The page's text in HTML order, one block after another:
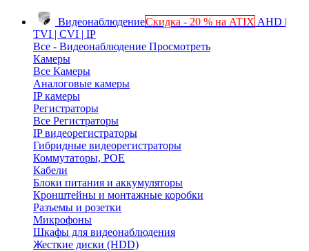
ВидеонаблюдениеСкидка - 20 % на ATIX AHD |
TVI | CVI | IP
Все - Видеонаблюдение Просмотреть
Камеры
Все Камеры
Аналоговые камеры
IP камеры
Регистраторы
Все Регистраторы
IP видеорегистраторы
Гибридные видеорегистраторы
Коммутаторы, POE
Кабели
Блоки питания и аккумуляторы
Кронштейны и монтажные коробки
Разъемы и розетки
Микрофоны
Шкафы для видеонаблюдения
Жесткие диски (HDD)